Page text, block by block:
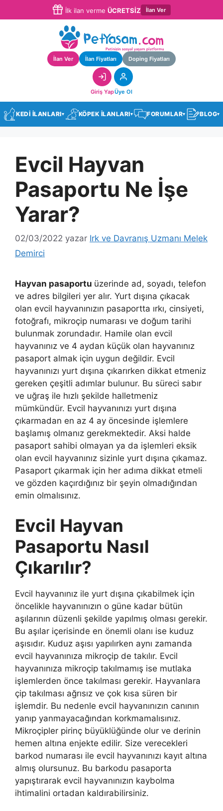
İlk ilan verme ÜCRETSİZ İlan Ver
İlan Ver İlan Fiyatları Doping Fiyatları
Giriş YapÜye Ol
KEDİ İLANLARI▾ KÖPEK İLANLARI▾ FORUMLAR▾ BLOG▾
Evcil Hayvan
Pasaportu Ne İşe
Yarar?
02/03/2022 yazar Irk ve Davranış Uzmanı Melek
Demirci
Hayvan pasaportu üzerinde ad, soyadı, telefon
ve adres bilgileri yer alır. Yurt dışına çıkacak
olan evcil hayvanınızın pasaportta ırkı, cinsiyeti,
fotoğrafı, mikroçip numarası ve doğum tarihi
bulunmak zorundadır. Hamile olan evcil
hayvanınız ve 4 aydan küçük olan hayvanınız
pasaport almak için uygun değildir. Evcil
hayvanınızı yurt dışına çıkarırken dikkat etmeniz
gereken çeşitli adımlar bulunur. Bu süreci sabır
ve uğraş ile hızlı şekilde halletmeniz
mümkündür. Evcil hayvanınızı yurt dışına
çıkarmadan en az 4 ay öncesinde işlemlere
başlamış olmanız gerekmektedir. Aksi halde
pasaport sahibi olmayan ya da işlemleri eksik
olan evcil hayvanınız sizinle yurt dışına çıkamaz.
Pasaport çıkarmak için her adıma dikkat etmeli
ve gözden kaçırdığınız bir şeyin olmadığından
emin olmalısınız.
Evcil Hayvan
Pasaportu Nasıl
Çıkarılır?
Evcil hayvanınız ile yurt dışına çıkabilmek için
öncelikle hayvanınızın o güne kadar bütün
aşılarının düzenli şekilde yapılmış olması gerekir.
Bu aşılar içerisinde en önemli olanı ise kuduz
aşısıdır. Kuduz aşısı yapılırken aynı zamanda
evcil hayvanınıza mikroçip de takılır. Evcil
hayvanınıza mikroçip takılmamış ise mutlaka
işlemlerden önce takılması gerekir. Hayvanlara
çip takılması ağrısız ve çok kısa süren bir
işlemdir. Bu nedenle evcil hayvanınızın canının
yanıp yanmayacağından korkmamalısınız.
Mikroçipler pirinç büyüklüğünde olur ve derinin
hemen altına enjekte edilir. Size verecekleri
barkod numarası ile evcil hayvanınızı kayıt altına
almış olursunuz. Bu barkodu pasaporta
yapıştırarak evcil hayvanınızın kaybolma
ihtimalini ortadan kaldırabilirsiniz.